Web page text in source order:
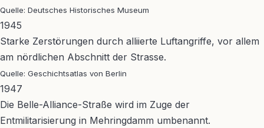
Quelle: Deutsches Historisches Museum
1945
Starke Zerstörungen durch alliierte Luftangriffe, vor allem
am nördlichen Abschnitt der Strasse.
Quelle: Geschichtsatlas von Berlin
1947
Die Belle-Alliance-Straße wird im Zuge der
Entmilitarisierung in Mehringdamm umbenannt.